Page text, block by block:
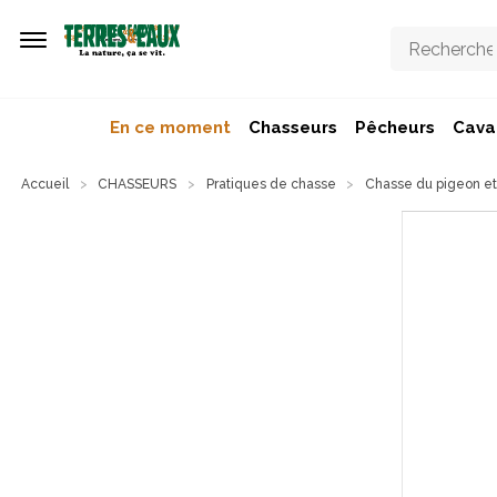
En ce moment Chasseurs Pêcheurs
Accueil CHASSEURS Pratiques de chasse Chasse du pigeon